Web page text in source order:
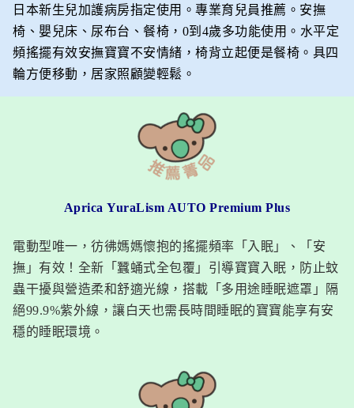
日本新生兒加護病房指定使用。專業育兒員推薦。安撫
椅、嬰兒床、尿布台、餐椅，0到4歲多功能使用。水平定
頻搖擺有效安撫寶寶不安情緒，椅背立起便是餐椅。具四
輪方便移動，居家照顧變輕鬆。
ApricaYuraLism AUTO Premium Plus
電動型唯一，彷彿媽媽懷抱的搖擺頻率「入眠」、「安
撫」有效！全新「蠶蛹式全包覆」引導寶寶入眠，防止蚊
蟲干擾與營造柔和舒適光線，搭載「多用途睡眠遮罩」隔
絕99.9%紫外線，讓白天也需長時間睡眠的寶寶能享有安
穩的睡眠環境。